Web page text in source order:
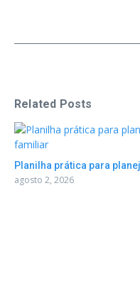
Related Posts
Planilha prática para
agosto 2, 2026